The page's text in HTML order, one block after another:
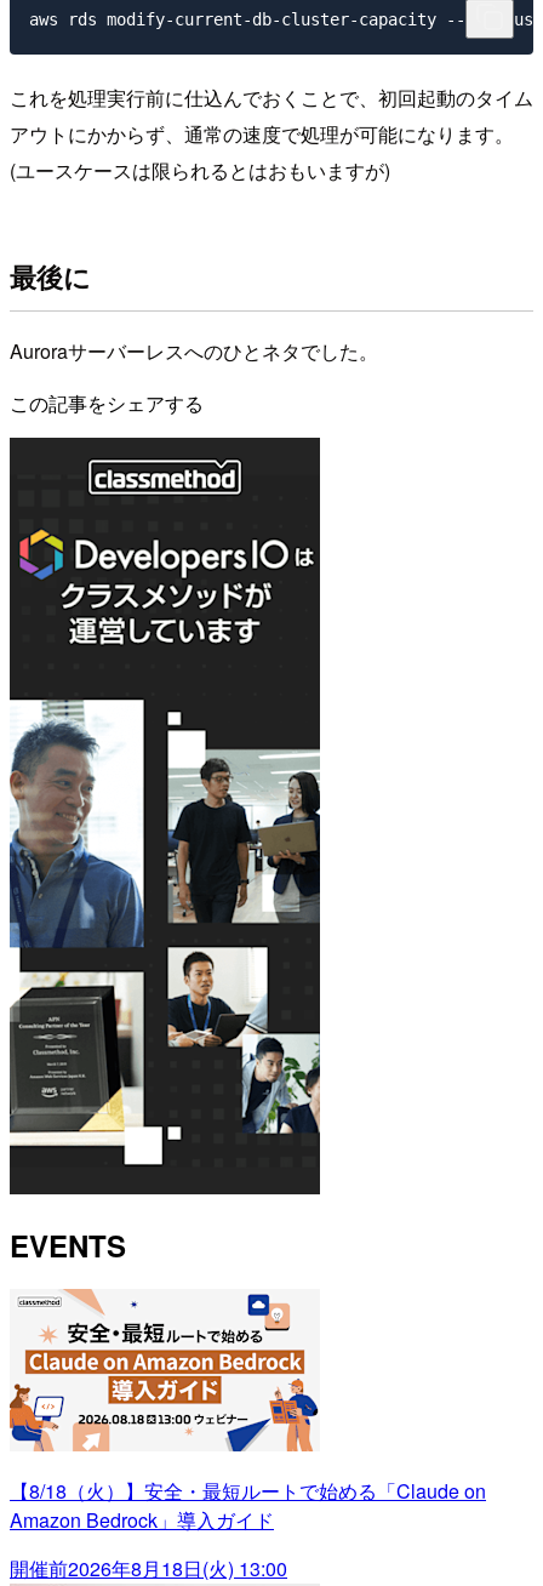
これを処理実行前に仕込んでおくことで、初回起動のタイム
アウトにかからず、通常の速度で処理が可能になります。
(ユースケースは限られるとはおもいますが)
最後に
Auroraサーバーレスへのひとネタでした。
この記事をシェアする
EVENTS
【8/18（火）】安全・最短ルートで始める「Claude on
Amazon Bedrock」導入ガイド
開催前2026年8月18日(火) 13:00